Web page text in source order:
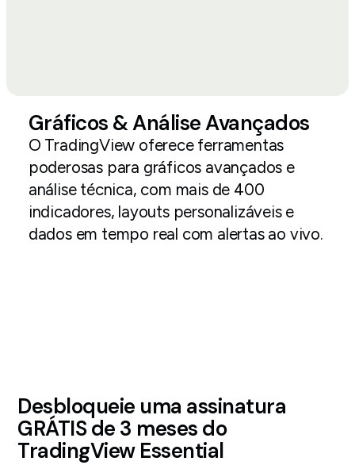
Gráficos & Análise Avançados
O TradingView oferece ferramentas
poderosas para gráficos avançados e
análise técnica, com mais de 400
indicadores, layouts personalizáveis e
dados em tempo real com alertas ao vivo.
Desbloqueie uma assinatura
GRÁTIS de 3 meses do
TradingView Essential